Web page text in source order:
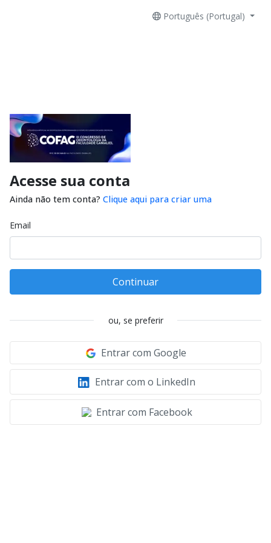
Português (Portugal)
Acesse sua conta
Ainda não tem conta? Clique aqui para criar uma
Email
Continuar
ou, se preferir
Entrar com Google
Entrar com o LinkedIn
Entrar com Facebook